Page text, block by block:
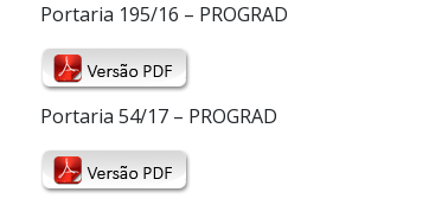
Portaria 195/16 – PROGRAD
Portaria 54/17 – PROGRAD